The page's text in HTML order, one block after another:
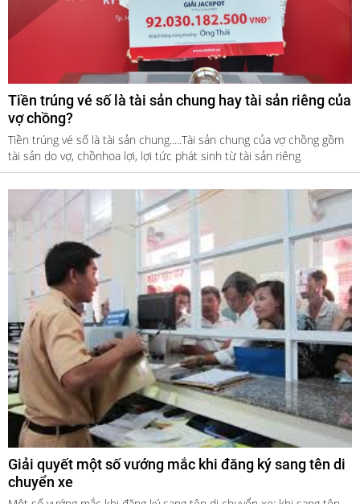
Tiền trúng vé số là tài sản chung hay tài sản riêng của
vợ chồng?
Tiền trúng vé số là tài sản chung.....Tài sản chung của vợ chồng gồm
tài sản do vợ, chồnhoa lợi, lợi tức phát sinh từ tài sản riêng
Giải quyết một số vướng mắc khi đăng ký sang tên di
chuyển xe